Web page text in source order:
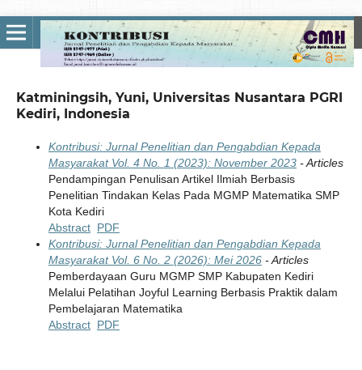
Katminingsih, Yuni, Universitas Nusantara PGRI
Kediri, Indonesia
Kontribusi: Jurnal Penelitian dan Pengabdian Kepada
Masyarakat Vol. 4 No. 1 (2023): November 2023- Articles
Pendampingan Penulisan Artikel Ilmiah Berbasis
Penelitian Tindakan Kelas Pada MGMP Matematika SMP
Kota Kediri
Abstract PDF
Kontribusi: Jurnal Penelitian dan Pengabdian Kepada
Masyarakat Vol. 6 No. 2 (2026): Mei 2026- Articles
Pemberdayaan Guru MGMP SMP Kabupaten Kediri
Melalui Pelatihan Joyful Learning Berbasis Praktik dalam
Pembelajaran Matematika
Abstract PDF